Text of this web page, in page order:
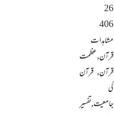
26
406
مشاہدات
قرآن,عظمت
قرآن,قرآن
کی
جامعیت,تفسیر